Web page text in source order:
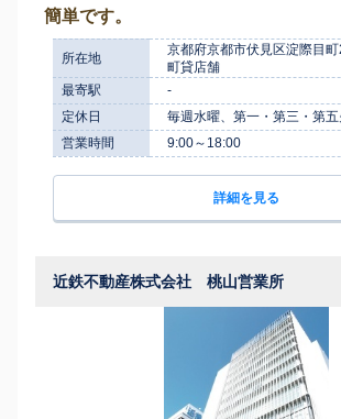
簡単です。
所在地
京都府京都市伏見区淀際目
町貸店舗
最寄駅
-
定休日
毎週水曜、第一・第三・第
営業時間
9:00～18:00
詳細を見る
近鉄不動産株式会社 桃山営業所